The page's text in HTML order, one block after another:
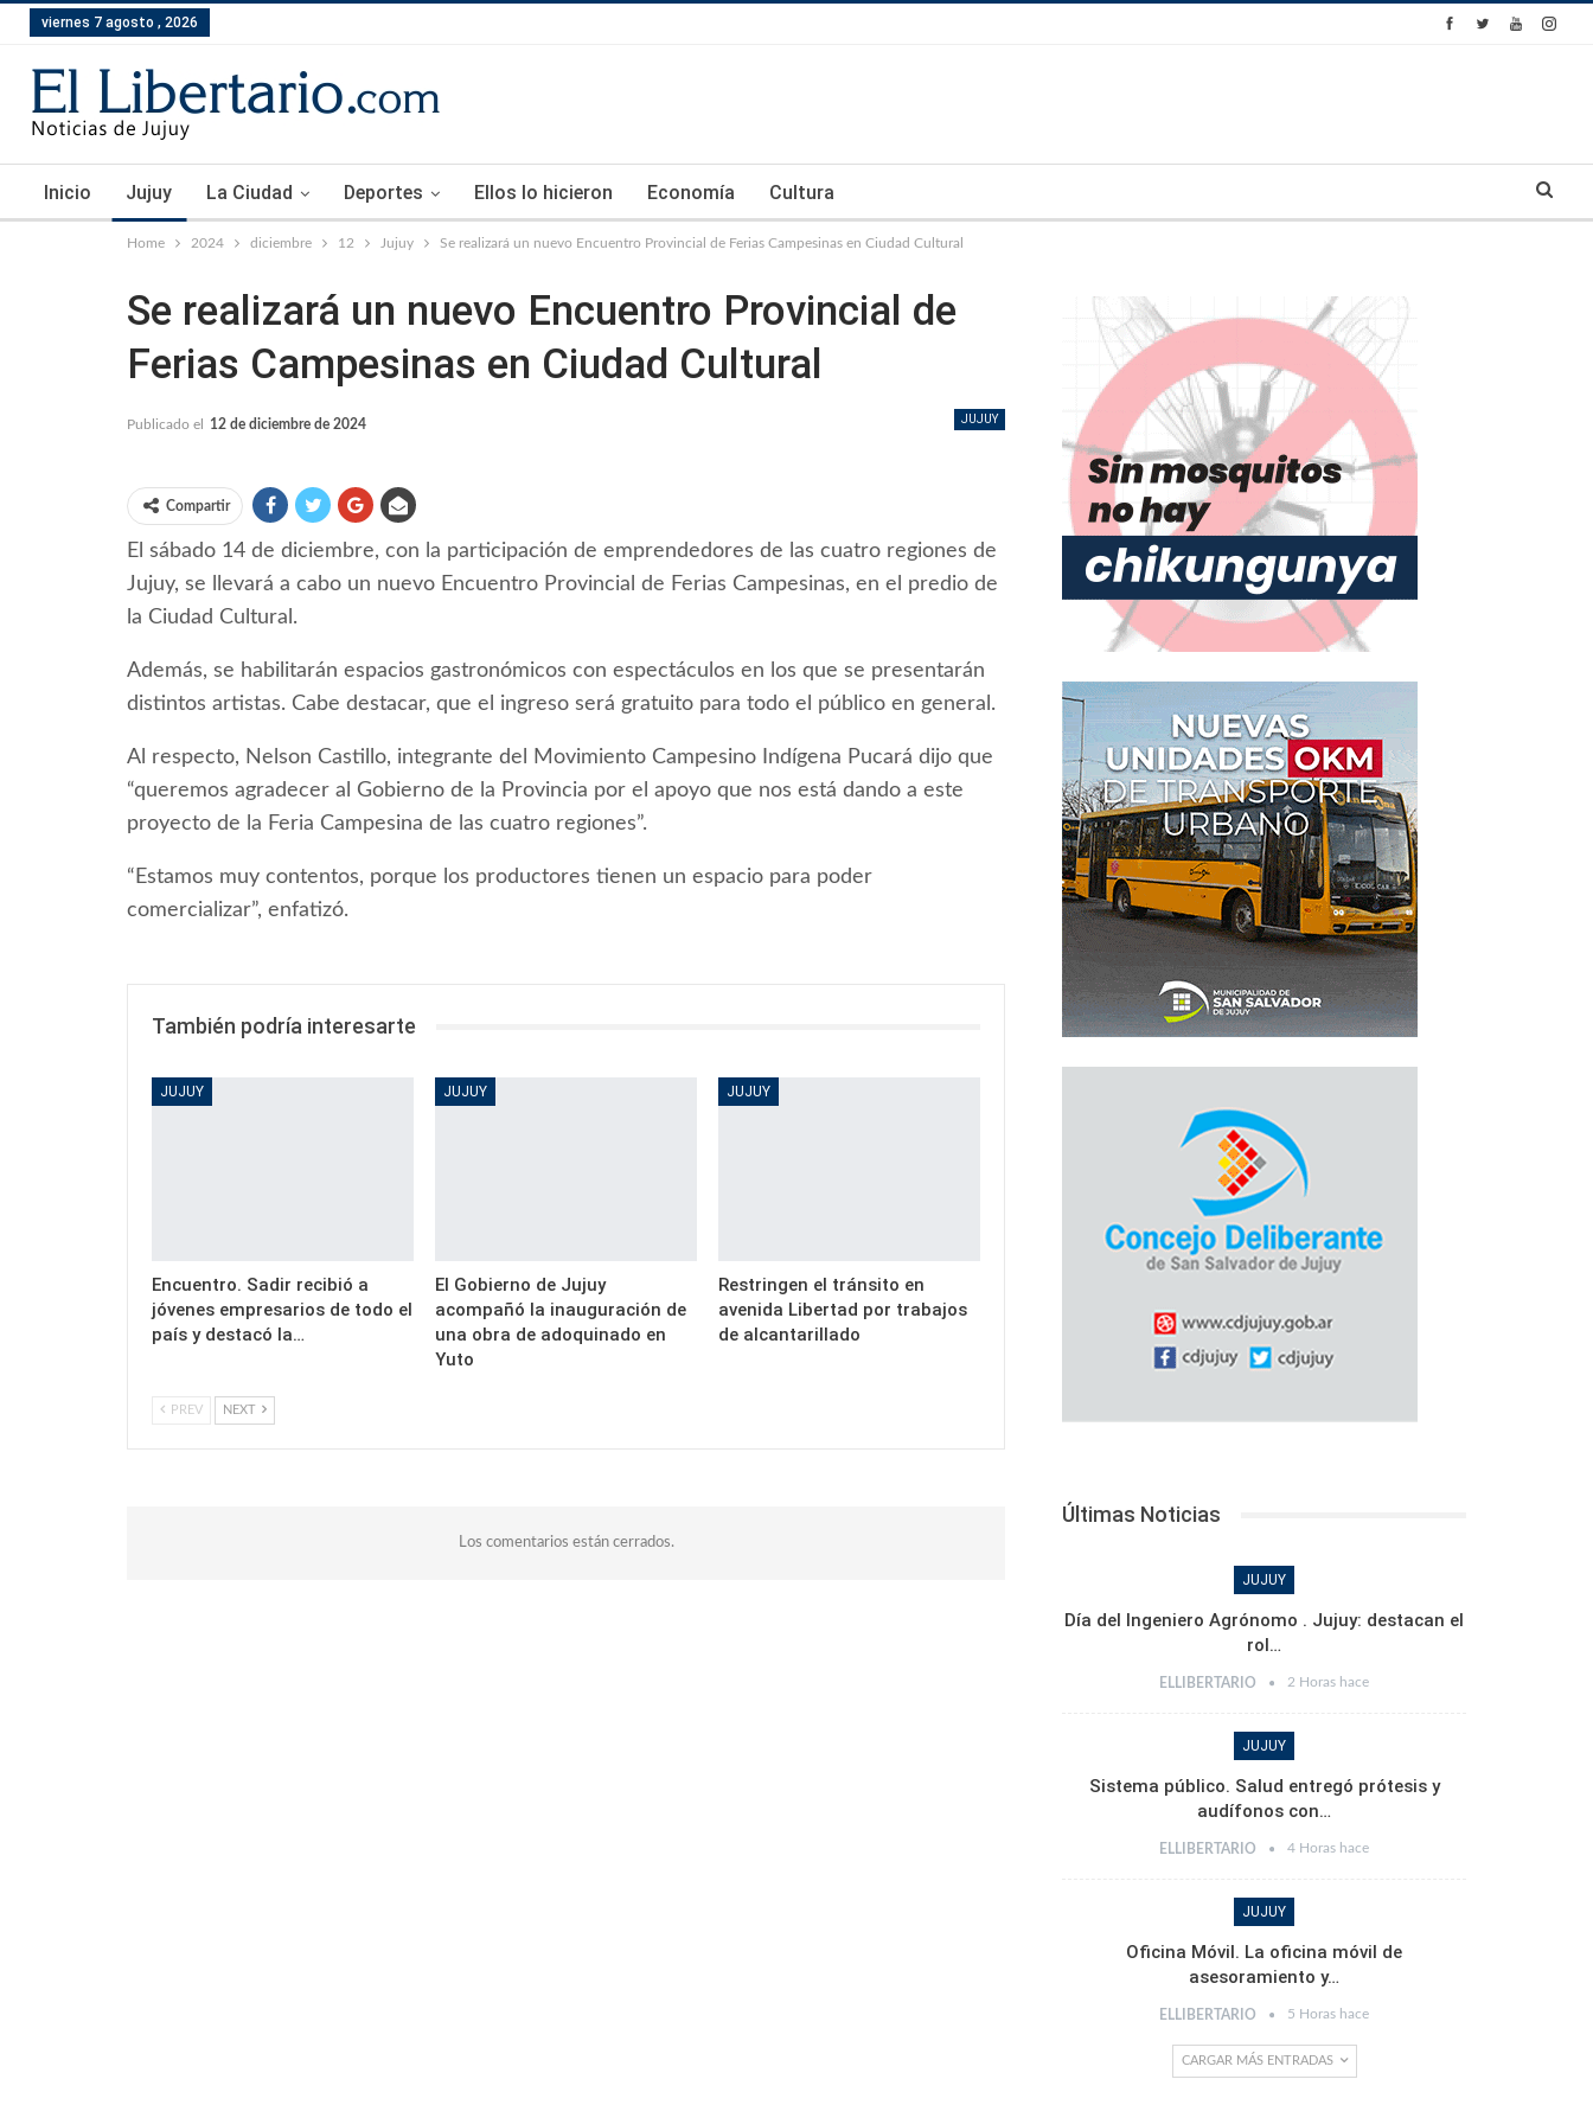
viernes 7 agosto , 2026
Inicio Jujuy La Ciudad Deportes Ellos lo hicieron Economía Cultura
Home 2024 diciembre 12 Jujuy Se realizará un nuevo Encuentro Provincial de Ferias Campesinas en Ciudad Cultural
Se realizará un nuevo Encuentro Provincial de
Ferias Campesinas en Ciudad Cultural
JUJUY
Publicado el 12 de diciembre de 2024
Compartir
El sábado 14 de diciembre, con la participación de emprendedores de las cuatro regiones de
Jujuy, se llevará a cabo un nuevo Encuentro Provincial de Ferias Campesinas, en el predio de
la Ciudad Cultural.
Además, se habilitarán espacios gastronómicos con espectáculos en los que se presentarán
distintos artistas. Cabe destacar, que el ingreso será gratuito para todo el público en general.
Al respecto, Nelson Castillo, integrante del Movimiento Campesino Indígena Pucará dijo que
“queremos agradecer al Gobierno de la Provincia por el apoyo que nos está dando a este
proyecto de la Feria Campesina de las cuatro regiones”.
“Estamos muy contentos, porque los productores tienen un espacio para poder
comercializar”, enfatizó.
También podría interesarte
JUJUY
Encuentro. Sadir recibió a
jóvenes empresarios de todo el
país y destacó la…
JUJUY
El Gobierno de Jujuy
acompañó la inauguración de
una obra de adoquinado en
Yuto
JUJUY
Restringen el tránsito en
avenida Libertad por trabajos
de alcantarillado
PREV NEXT
Los comentarios están cerrados.
Últimas Noticias
JUJUY
Día del Ingeniero Agrónomo . Jujuy: destacan el
rol…
ELLIBERTARIO 2 Horas hace
JUJUY
Sistema público. Salud entregó prótesis y
audífonos con…
ELLIBERTARIO 4 Horas hace
JUJUY
Oficina Móvil. La oficina móvil de
asesoramiento y…
ELLIBERTARIO 5 Horas hace
CARGAR MÁS ENTRADAS